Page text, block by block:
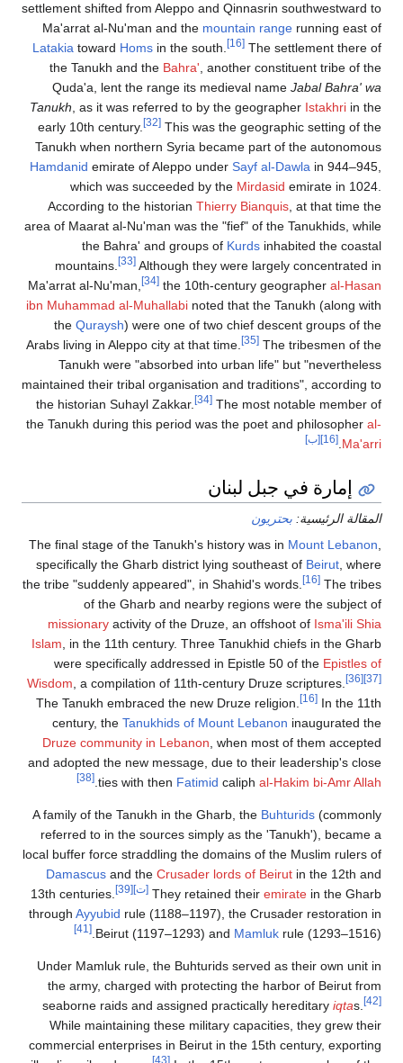
settlement shifted from Aleppo and Qinnasrin southwestward to
Ma'arrat al-Nu'man and the mountain range running east of
Latakia toward Homs in the south. [16] The settlement there of
the Tanukh and the Bahra' , another constituent tribe of the
Quda'a, lent the range its medieval name Jabal Bahra' wa
Tanukh , as it was referred to by the geographer Istakhri in the
early 10th century.
[32] This was the geographic setting of the
Tanukh when northern Syria became part of the autonomous
Hamdanid emirate of Aleppo under Sayf al-Dawla in 944–945,
which was succeeded by the Mirdasid emirate in 1024.
According to the historian Thierry Bianquis , at that time the
area of Maarat al-Nu'man was the "fief" of the Tanukhids, while
the Bahra' and groups of Kurds inhabited the coastal
mountains.
[33] Although they were largely concentrated in
Ma'arrat al-Nu'man,
[34] the 10th-century geographer al-Hasan
ibn Muhammad al-Muhallabi noted that the Tanukh (along with
the Quraysh) were one of two chief descent groups of the
Arabs living in Aleppo city at that time.
[35] The tribesmen of the
Tanukh were "absorbed into urban life" but "nevertheless
maintained their tribal organisation and traditions", according to
the historian Suhayl Zakkar.
[34] The most notable member of
the Tanukh during this period was the poet and philosopher al-
Ma'arri
[16] [ب]
إمارة في جبل لبنان
المقالة الرئيسية: بحتريون
The final stage of the Tanukh's history was in Mount Lebanon
specifically the Gharb district lying southeast of Beirut , where
the tribe "suddenly appeared", in Shahid's words.
[16] The tribes
of the Gharb and nearby regions were the subject of
missionary activity of the Druze, an offshoot of Isma'ili Shia
Islam , in the 11th century. Three Tanukhid chiefs in the Gharb
were specifically addressed in Epistle 50 of the Epistles of
Wisdom , a compilation of 11th-century Druze scriptures. [36] [37]
The Tanukh embraced the new Druze religion. [16] In the 11th
century, the Tanukhids of Mount Lebanon inaugurated the
Druze community in Lebanon , when most of them accepted
and adopted the new message, due to their leadership's close
ties with then Fatimid caliph al-Hakim bi-Amr Allah
[38]
A family of the Tanukh in the Gharb, the Buhturids (commonly
referred to in the sources simply as the 'Tanukh'), became a
local buffer force straddling the domains of the Muslim rulers of
Damascus and the Crusader lords of Beirut in the 12th and
13th centuries.
[39][ت] They retained their emirate in the Gharb
through Ayyubid rule (1188–1197), the Crusader restoration in
Beirut (1197–1293) and Mamluk rule (1293–1516).
[41]
Under Mamluk rule, the Buhturids served as their own unit in
the army, charged with protecting the harbor of Beirut from
seaborne raids and assigned practically hereditary iqtas. [42]
While maintaining these military capacities, they grew their
commercial enterprises in Beirut in the 15th century, exporting
[43]